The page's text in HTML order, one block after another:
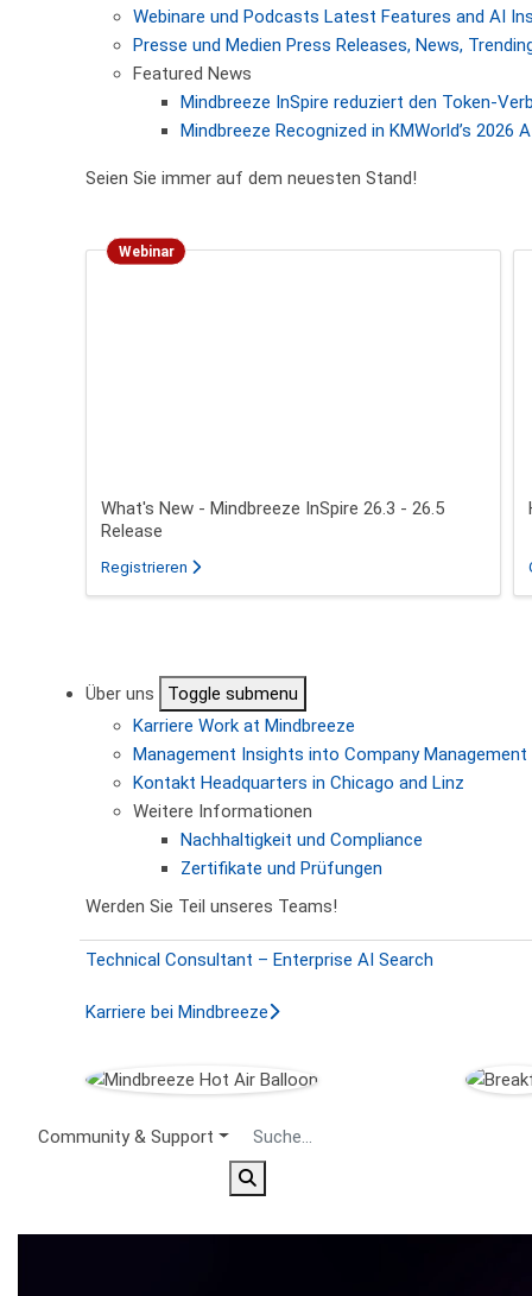
Webinare und Podcasts Latest Features and AI
Presse und Medien Press Releases, News,
Featured News
Mindbreeze InSpire reduziert den Token-
Mindbreeze Recognized in KMWorld’s
Seien Sie immer auf dem neuesten Stand!
Webinar
What's New - Mindbreeze InSpire 26.3 - 26.5
Release
Registrieren für das Webinar über What's New - Mindbreeze
Über uns
Toggle submenu
Karriere Work at Mindbreeze
Management Insights into Company Management
Kontakt Headquarters in Chicago and Linz
Weitere Informationen
Nachhaltigkeit und Compliance
Zertifikate und Prüfungen
Werden Sie Teil unseres Teams!
Technical Consultant – Enterprise AI Search
Karriere bei Mindbreeze
Secondary Menu
Community & Support